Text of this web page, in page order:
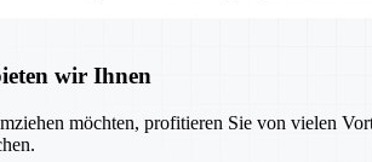
wir Ihnen
möchten, profitieren Sie von vielen